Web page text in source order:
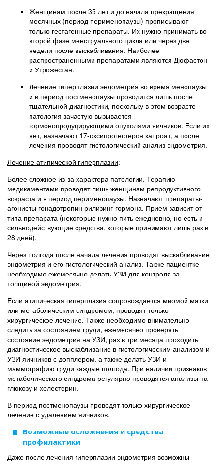
Женщинам после 35 лет и до начала прекращения
месячных (период перименопаузы) прописывают
только гестагенные препараты. Их нужно принимать во
второй фазе менструального цикла или через две
недели после выскабливания. Наиболее
распространенными препаратами являются Дюфастон
и Утрожестан.
Лечение гиперплазии эндометрия во время менопаузы
и в период постменопаузы проводится лишь после
тщательной диагностики, поскольку в этом возрасте
патология зачастую вызывается
гормонопродуцирующими опухолями яичников. Если их
нет, назначают 17-оксипрогестерон капроат, а после
лечения проводят гистологический анализ эндометрия.
Лечение атипической гиперплазии:
Более сложное из-за характера патологии. Терапию
медикаментами проводят лишь женщинам репродуктивного
возраста и в период перименопаузы. Назначают препараты-
агонисты гонадотропин рилизинг-гормона. Прием зависит от
типа препарата (некоторые нужно пить ежедневно, но есть и
сильнодействующие средства, которые принимают лишь раз в
28 дней).
Через полгода после начала лечения проводят выскабливание
эндометрия и его гистологический анализ. Также пациентке
необходимо ежемесячно делать УЗИ для контроля за
толщиной эндометрия.
Если атипическая гиперплазия сопровождается миомой матки
или метаболическим синдромом, проводят только
хирургическое лечение. Также необходимо внимательно
следить за состоянием груди, ежемесячно проверять
состояние эндометрия на УЗИ, раз в три месяца проходить
диагностическое выскабливание в гистологическим анализом и
УЗИ яичников с допплером, а также делать УЗИ и
маммографию груди каждые полгода. При наличии признаков
метаболического синдрома регулярно проводятся анализы на
глюкозу и холестерин.
В период постменопаузы проводят только хирургическое
лечение с удалением яичников.
Возможные осложнения и средства
профилактики
Даже после лечения гиперплазии эндометрия возможны